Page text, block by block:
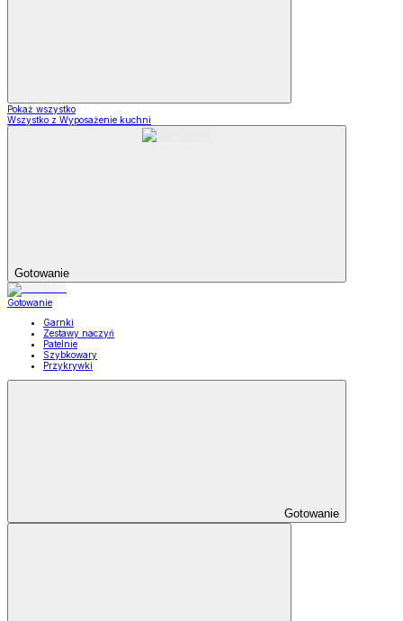
Pokaż wszystko
Wszystko z Wyposażenie kuchni
Gotowanie
Gotowanie
Garnki
Zestawy naczyń
Patelnie
Szybkowary
Przykrywki
Gotowanie